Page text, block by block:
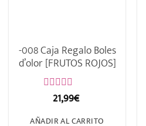
-008 Caja Regalo Boles
d’olor [FRUTOS ROJOS]
Valorado
de
21,99€
AÑADIR AL CARRITO